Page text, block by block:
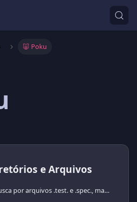
🐷 Poku
e Arquivos
Por padrão, o Poku busca por arquivos .test. e .spec., mas você pode customizá-lo usando a opção filter.